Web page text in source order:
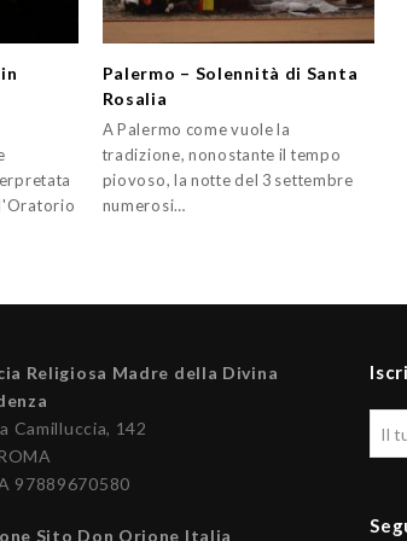
Palermo – Solennità di Santa
Rosalia
A Palermo come vuole la
tradizione, nonostante il tempo
piovoso, la notte del 3 settembre
numerosi…
Religiosa Madre della Divina
Camilluccia, 142
97889670580
Sito Don Orione Italia